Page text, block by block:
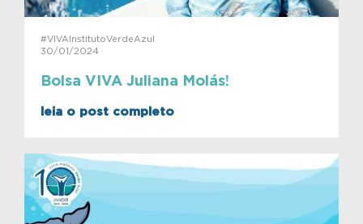
#VIVAInstitutoVerdeAzul
30/01/2024
Bolsa VIVA Juliana Molás!
leia o post completo